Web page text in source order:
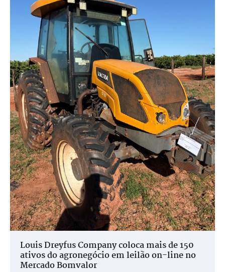
Louis Dreyfus Company coloca mais de 150
ativos do agronegócio em leilão on-line no
Mercado Bomvalor